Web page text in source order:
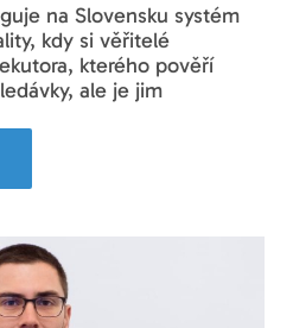
na Slovensku systém
kdy si věřitelé
kterého pověří
ale je jim